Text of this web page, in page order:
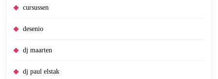
cursussen
desenio
dj maarten
dj paul elstak